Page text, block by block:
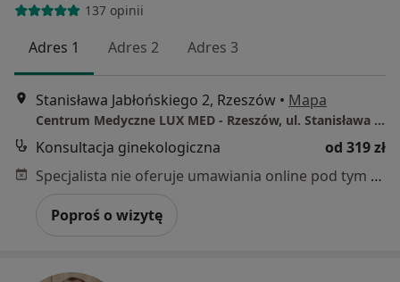
137 opinii
Adres 1 Adres 2 Adres 3
Stanisława Jabłońskiego 2, Rzeszów • Mapa
Centrum Medyczne LUX MED - Rzeszów, ul. Stanisława Jabłońskiego 2
Konsultacja ginekologiczna
od 319 zł
Specjalista nie oferuje umawiania online pod tym adresem.
Poproś o wizytę